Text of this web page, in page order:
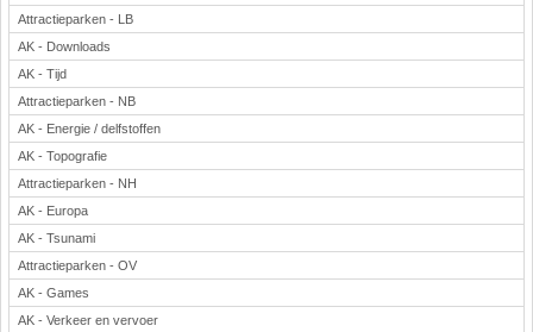
Attractieparken - LB
AK - Downloads
AK - Tijd
Attractieparken - NB
AK - Energie / delfstoffen
AK - Topografie
Attractieparken - NH
AK - Europa
AK - Tsunami
Attractieparken - OV
AK - Games
AK - Verkeer en vervoer